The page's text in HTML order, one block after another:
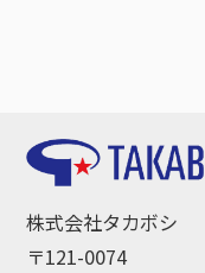
株式会社タカボシ
〒121-0074